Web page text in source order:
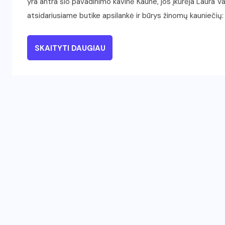
atsidariusiame butike apsilankė ir būrys žinomų kauniečių:
SKAITYTI DAUGIAU